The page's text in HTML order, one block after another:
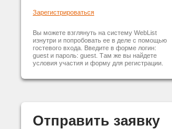
Зарегистрироваться
Вы можете взглянуть на систему WebList
изнутри и попробовать ее в деле с помощью
гостевого входа. Введите в форме логин:
guest и пароль: guest. Там же вы найдете
условия участия и форму для регистрации.
Отправить заявку